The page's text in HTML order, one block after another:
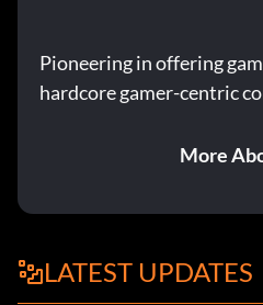
Pioneering in offering
hardcore gamer-centric
More
LATEST UPDATES